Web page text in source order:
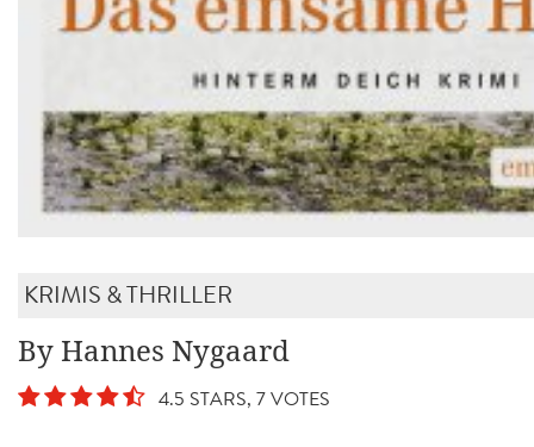
KRIMIS & THRILLER
By Hannes Nygaard
4.5 STARS, 7 VOTES